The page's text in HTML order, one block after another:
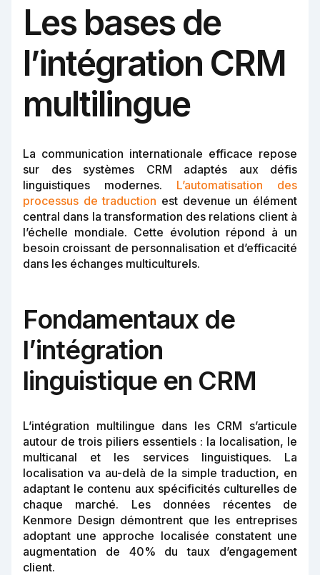
Les bases de
l’intégration CRM
multilingue
La communication internationale efficace repose
sur des systèmes CRM adaptés aux défis
linguistiques modernes. L’automatisation des
processus de traduction est devenue un élément
central dans la transformation des relations client à
l’échelle mondiale. Cette évolution répond à un
besoin croissant de personnalisation et d’efficacité
dans les échanges multiculturels.
Fondamentaux de
l’intégration
linguistique en CRM
L’intégration multilingue dans les CRM s’articule
autour de trois piliers essentiels : la localisation, le
multicanal et les services linguistiques. La
localisation va au-delà de la simple traduction, en
adaptant le contenu aux spécificités culturelles de
chaque marché. Les données récentes de
Kenmore Design démontrent que les entreprises
adoptant une approche localisée constatent une
augmentation de 40% du taux d’engagement
client.